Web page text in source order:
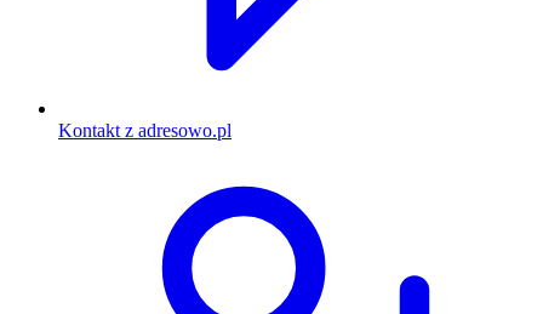
Kontakt z adresowo.pl